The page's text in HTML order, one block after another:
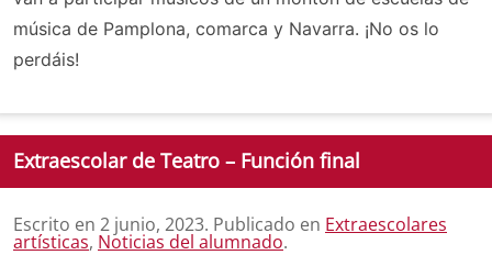
música de Pamplona, comarca y Navarra. ¡No os lo
perdáis!
Extraescolar de Teatro – Función final
Escrito en 2 junio, 2023. Publicado en Extraescolares
artísticas, Noticias del alumnado.